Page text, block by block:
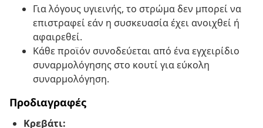
Για λόγους υγιεινής, το στρώμα δεν μπορεί να
επιστραφεί εάν η συσκευασία έχει ανοιχθεί ή
αφαιρεθεί.
Κάθε προϊόν συνοδεύεται από ένα εγχειρίδιο
συναρμολόγησης στο κουτί για εύκολη
συναρμολόγηση.
Προδιαγραφές
Κρεβάτι: